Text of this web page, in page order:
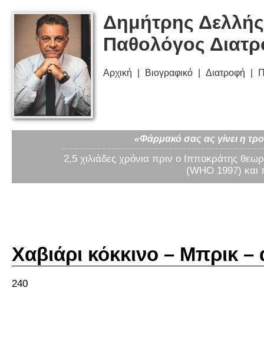
Δημήτρης
Παθολόγος
Αρχική Βιογραφικό Διατροφή
«Φάρμακό σας ας γίνει η
2,5 χιλιάδες χρόνια πριν ο Ιπποκράτης
(WHO 1997) και
Χαβιάρι κόκκινο – Μπρικ
240